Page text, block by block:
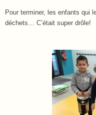
Pour terminer, les enfants qui
déchets… C’était super drôle!